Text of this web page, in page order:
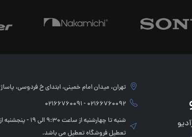
تهران، میدان امام خمینی، ابتدای خ فردوسی، پاساژ 26، طبقه اول، پلاک 102.
02166760092 - 02166760091
تعطیل فروشگاه تعطیل می باشد.